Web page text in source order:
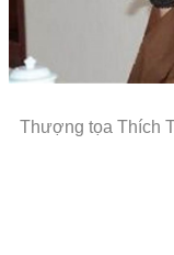
Thượng tọa Thích